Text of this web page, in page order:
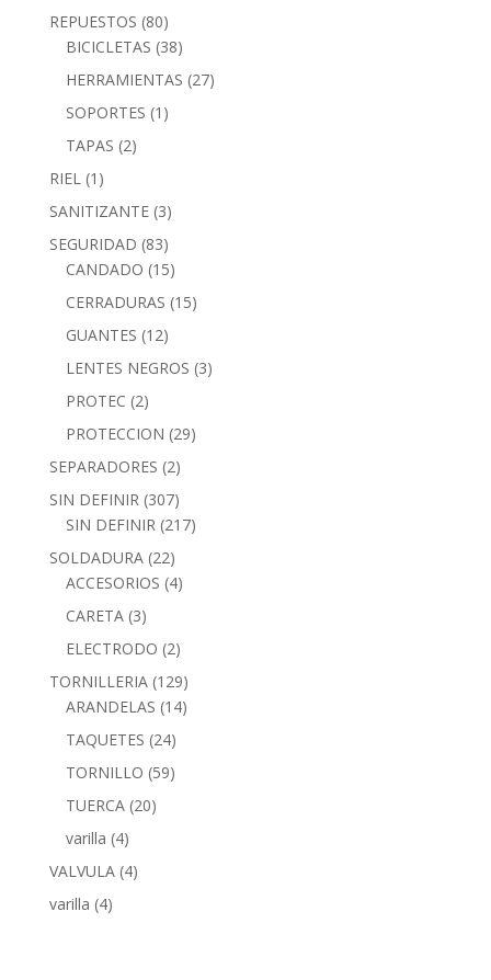
REPUESTOS (80)
BICICLETAS (38)
HERRAMIENTAS (27)
SOPORTES (1)
TAPAS (2)
RIEL (1)
SANITIZANTE (3)
SEGURIDAD (83)
CANDADO (15)
CERRADURAS (15)
GUANTES (12)
LENTES NEGROS (3)
PROTEC (2)
PROTECCION (29)
SEPARADORES (2)
SIN DEFINIR (307)
SIN DEFINIR (217)
SOLDADURA (22)
ACCESORIOS (4)
CARETA (3)
ELECTRODO (2)
TORNILLERIA (129)
ARANDELAS (14)
TAQUETES (24)
TORNILLO (59)
TUERCA (20)
varilla (4)
VALVULA (4)
varilla (4)